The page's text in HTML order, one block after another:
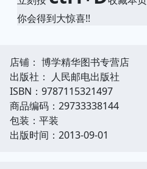
你会得到大惊喜!!
店铺： 博学精华图书专营店
出版社： 人民邮电出版社
ISBN：9787115321497
商品编码：29733338144
包装：平装
出版时间：2013-09-01